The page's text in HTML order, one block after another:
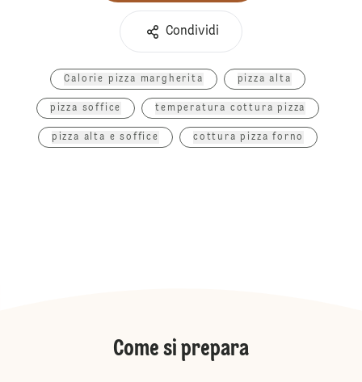
Condividi
Calorie pizza margherita pizza alta
pizza soffice temperatura cottura pizza
pizza alta e soffice cottura pizza forno
Come si prepara